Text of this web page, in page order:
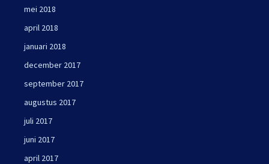
mei 2018
april 2018
januari 2018
december 2017
september 2017
augustus 2017
juli 2017
juni 2017
april 2017